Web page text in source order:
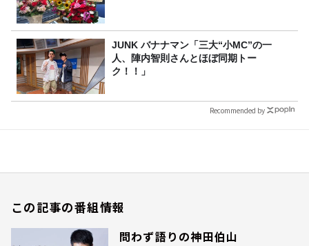
JUNK バナナマン「三大“小MC”の一
人、陣内智則さんとほぼ同期トー
ク！！」
Recommended by
この記事の番組情報
問わず語りの神田伯山